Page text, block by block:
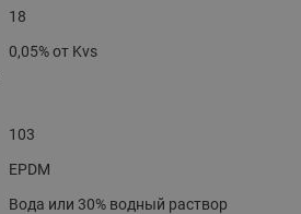
18
0,05% от Kvs
103
EPDM
Вода или 30% водный раствор